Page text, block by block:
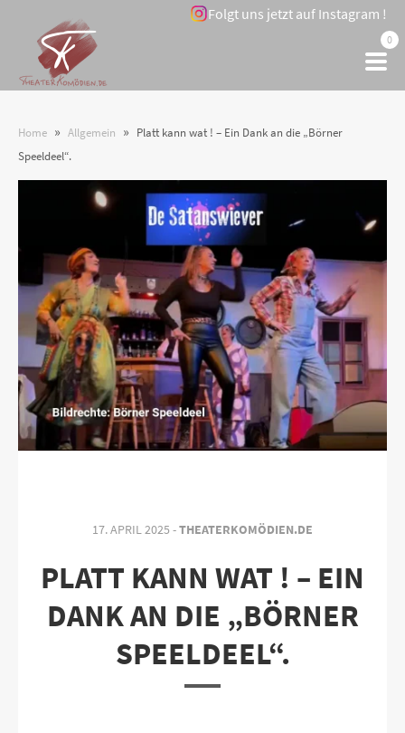
Folgt uns jetzt auf Instagram !
0
Home » Allgemein » Platt kann wat ! – Ein Dank an die „Börner
Speeldeel“.
17. APRIL 2025 -THEATERKOMÖDIEN.DE
PLATT KANN WAT ! – EIN
DANK AN DIE „BÖRNER
SPEELDEEL“.